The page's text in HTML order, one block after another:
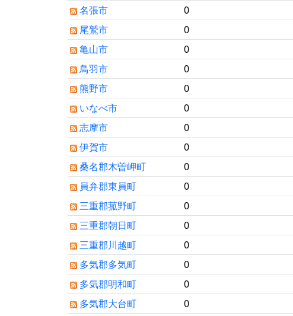
名張市
0
尾鷲市
0
亀山市
0
鳥羽市
0
熊野市
0
いなべ市
0
志摩市
0
伊賀市
0
桑名郡木曽岬町
0
員弁郡東員町
0
三重郡菰野町
0
三重郡朝日町
0
三重郡川越町
0
多気郡多気町
0
多気郡明和町
0
多気郡大台町
0